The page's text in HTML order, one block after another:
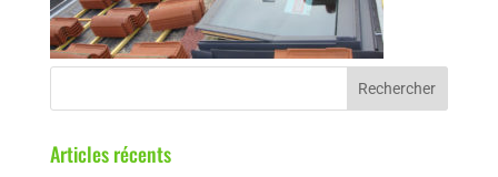
Articles récents